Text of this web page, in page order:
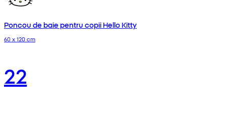
Poncou de baie pentru copii Hello Kitty
60 x 120 cm
22